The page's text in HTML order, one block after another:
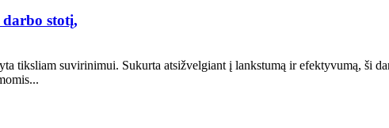
stotį,
tiksliam suvirinimui. Sukurta atsižvelgiant į lankstumą ir efektyvumą, ši